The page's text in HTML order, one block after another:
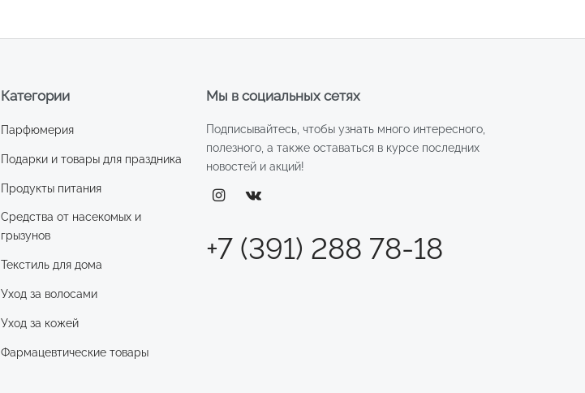
Мы в социальных сетях
Подписывайтесь, чтобы узнать много интересного,
полезного, а также оставаться в курсе последних
новостей и акций!
+7 (391) 288 78-18
Категории
Парфюмерия
Подарки и товары для праздника
Продукты питания
Средства от насекомых и
грызунов
Текстиль для дома
Уход за волосами
Уход за кожей
Фармацевтические товары